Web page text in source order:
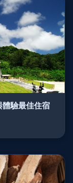
體驗最佳住宿